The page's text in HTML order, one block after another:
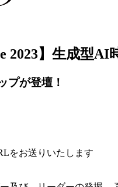
2023】 生成型AI
プが登壇！
をお送りいたします